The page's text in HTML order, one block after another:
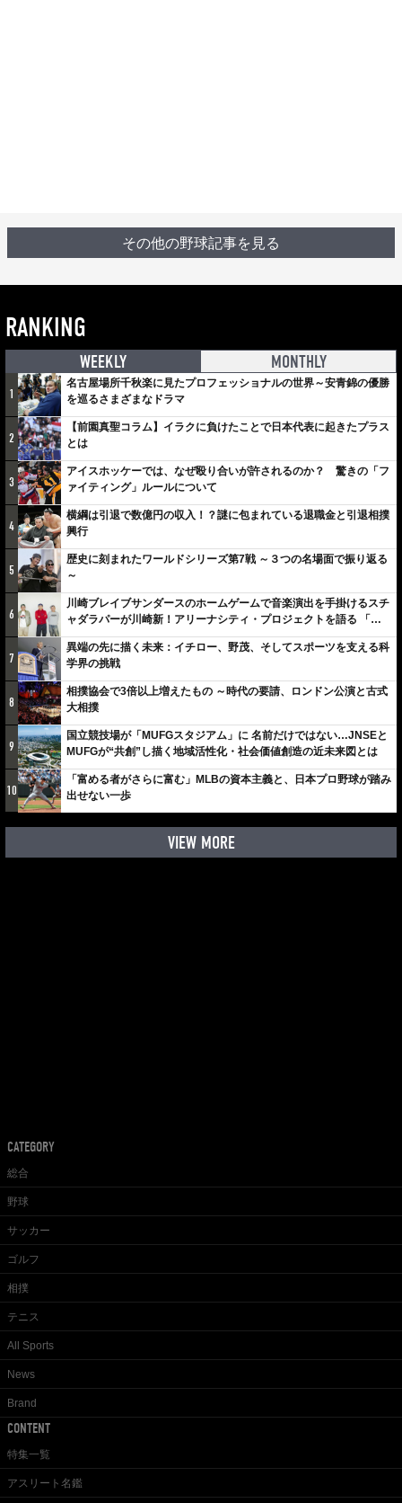
その他の野球記事を見る
RANKING
WEEKLY MONTHLY
1
名古屋場所千秋楽に見たプロフェッショナルの世界～安青錦の優勝
を巡るさまざまなドラマ
2
【前園真聖コラム】イラクに負けたことで日本代表に起きたプラス
とは
3
アイスホッケーでは、なぜ殴り合いが許されるのか？ 驚きの「フ
ァイティング」ルールについて
4
横綱は引退で数億円の収入！？謎に包まれている退職金と引退相撲
興行
5
歴史に刻まれたワールドシリーズ第7戦 ～３つの名場面で振り返る
～
6
川崎ブレイブサンダースのホームゲームで音楽演出を手掛けるスチ
ャダラパーが川崎新！アリーナシティ・プロジェクトを語る 「楽
しみでしかないでしょ。川崎は、ずっと成長曲線だから」
7
異端の先に描く未来：イチロー、野茂、そしてスポーツを支える科
学界の挑戦
8
相撲協会で3倍以上増えたもの ～時代の要請、ロンドン公演と古式
大相撲
9
国立競技場が「MUFGスタジアム」に 名前だけではない…JNSEと
MUFGが“共創”し描く地域活性化・社会価値創造の近未来図とは
10
「富める者がさらに富む」MLBの資本主義と、日本プロ野球が踏み
出せない一歩
VIEW MORE
CATEGORY
総合
野球
サッカー
ゴルフ
相撲
テニス
All Sports
News
Brand
CONTENT
特集一覧
アスリート名鑑